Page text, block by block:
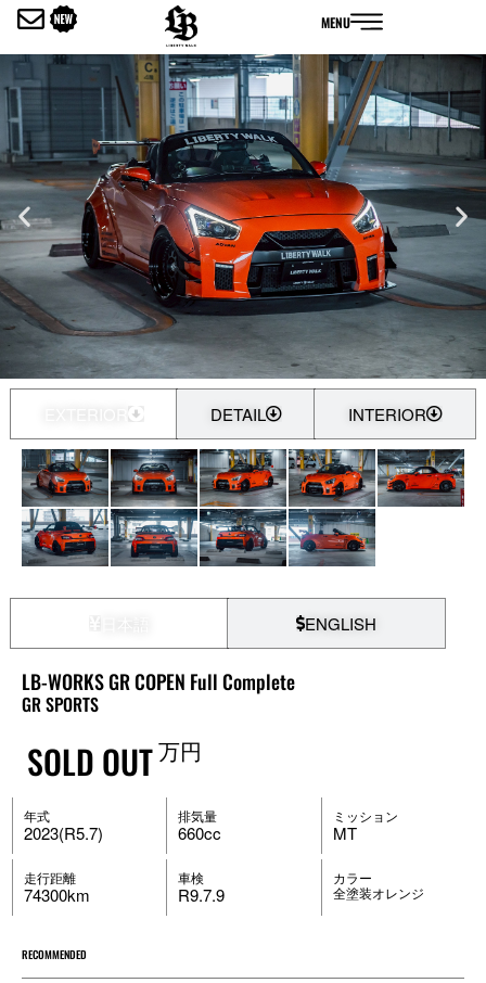
を
ス
キ
ッ
プ
MENU
DETAIL INTERIOR
ENGLISH
LB-WORKS GR COPEN Full Complete
GR SPORTS
SOLD OUT万円
年式
2023(R5.7)
排気量
660cc
ミッション
MT
走行距離
74300km
車検
R9.7.9
カラー
全塗装オレンジ
RECOMMENDED